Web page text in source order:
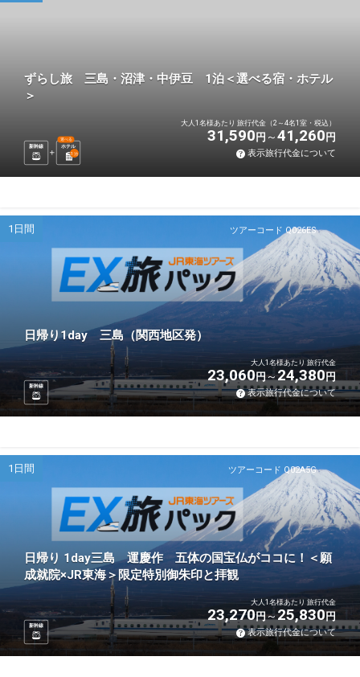
ずらし旅 三島・沼津・中伊豆 1泊＜選べる宿・ホテル
＞
新幹線 ホテル
選べる
1 泊
大人1名様あたり 旅行代金（2～4名1室・税込）
31,590 円 41,260 円
表示旅行代金について
ツアーコード Q026ES
1日間
日帰り1day 三島（関西地区発）
新幹線
大人1名様あたり 旅行代金
23,060円 24,380円
表示旅行代金について
ツアーコード Q02A5G
1日間
日帰り 1day三島 運慶作 五体の国宝仏がココに！＜願
成就院×JR東海＞限定特別御朱印と拝観
新幹線
大人1名様あたり 旅行代金
23,270円 25,830円
表示旅行代金について